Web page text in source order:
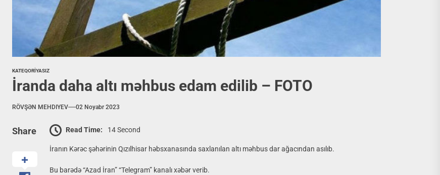
KATEQORIYASIZ
İranda daha altı məhbus edam edilib – FOTO
RÖVŞƏN MEHDIYEV 02 Noyabr 2023
Share Read Time: 14 Second
İranın Kərəc şəhərinin Qızılhisar həbsxanasında saxlanılan altı məhbus dar ağacından asılıb.
Bu barədə “Azad İran” “Telegram” kanalı xəbər verib.